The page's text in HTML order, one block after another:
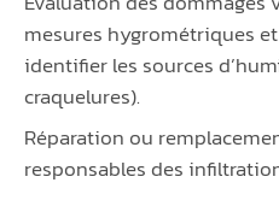
mesures hygrométriques
identifier les sources
craquelures).
Réparation ou
responsables des